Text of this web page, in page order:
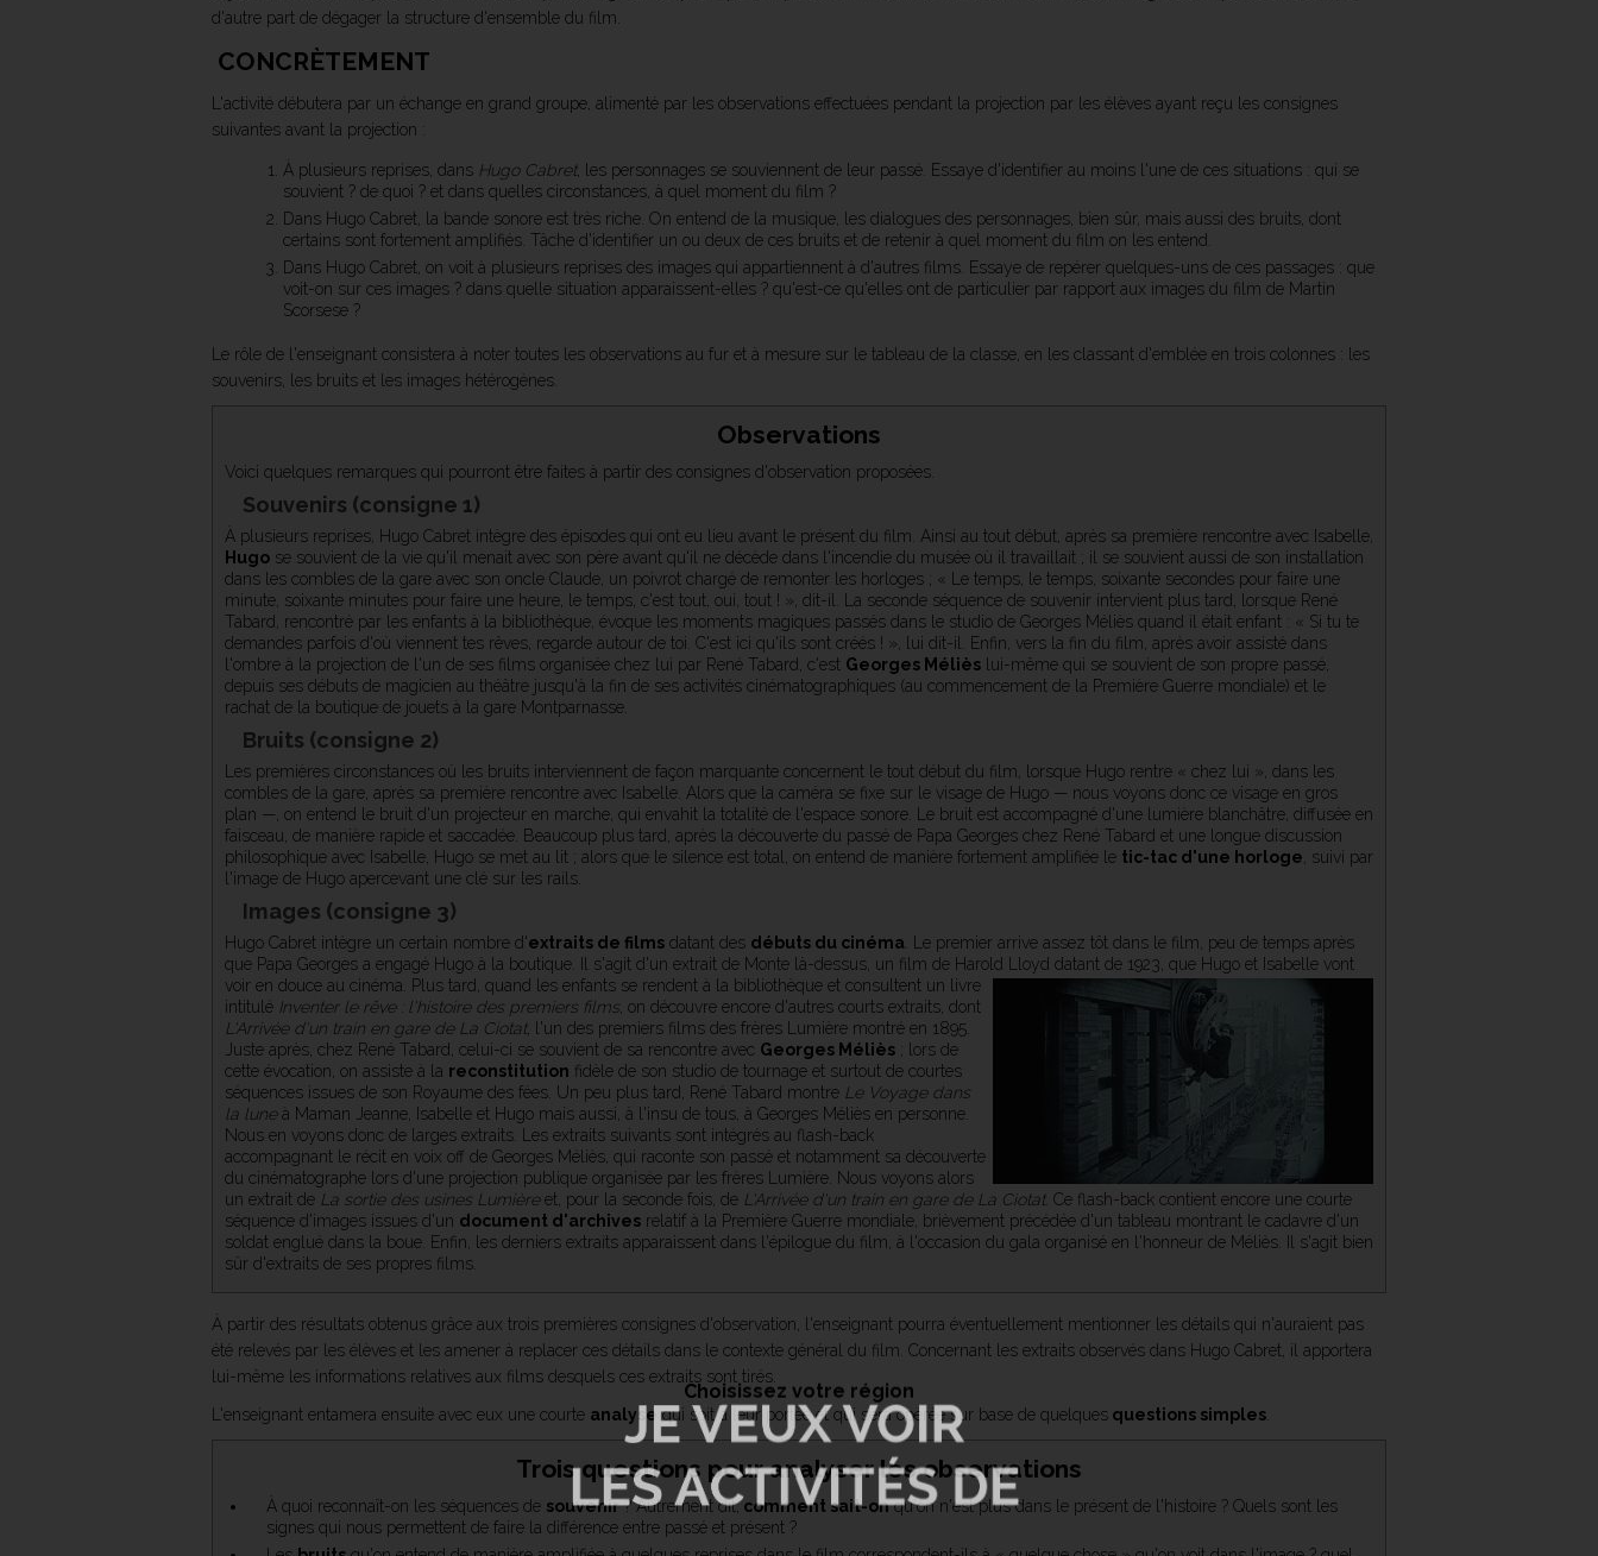
d'autre part de dégager la structure d'ensemble du film.
CONCRÈTEMENT
L'activité débutera par un échange en grand groupe, alimenté par les observations effectuées pendant la projection par les élèves ayant reçu les consignes
suivantes avant la projection :
À plusieurs reprises, dans Hugo Cabret , les personnages se souviennent de leur passé. Essaye d'identifier au moins l'une de ces situations : qui se
souvient ? de quoi ? et dans quelles circonstances, à quel moment du film ?
Dans Hugo Cabret, la bande sonore est très riche. On entend de la musique, les dialogues des personnages, bien sûr, mais aussi des bruits, dont
certains sont fortement amplifiés. Tâche d'identifier un ou deux de ces bruits et de retenir à quel moment du film on les entend.
Dans Hugo Cabret, on voit à plusieurs reprises des images qui appartiennent à d'autres films. Essaye de repérer quelques-uns de ces passages : que
voit-on sur ces images ? dans quelle situation apparaissent-elles ? qu'est-ce qu'elles ont de particulier par rapport aux images du film de Martin
Scorsese ?
Le rôle de l'enseignant consistera à noter toutes les observations au fur et à mesure sur le tableau de la classe, en les classant d'emblée en trois colonnes : les
souvenirs, les bruits et les images hétérogènes.
Observations
Voici quelques remarques qui pourront être faites à partir des consignes d'observation proposées.
Souvenirs (consigne 1)
À plusieurs reprises, Hugo Cabret intègre des épisodes qui ont eu lieu avant le présent du film. Ainsi au tout début, après sa première rencontre avec Isabelle,
Hugo se souvient de la vie qu'il menait avec son père avant qu'il ne décède dans l'incendie du musée où il travaillait ; il se souvient aussi de son installation
dans les combles de la gare avec son oncle Claude, un poivrot chargé de remonter les horloges ; « Le temps, le temps, soixante secondes pour faire une
minute, soixante minutes pour faire une heure, le temps, c'est tout, oui, tout ! », dit-il. La seconde séquence de souvenir intervient plus tard, lorsque René
Tabard, rencontré par les enfants à la bibliothèque, évoque les moments magiques passés dans le studio de Georges Méliès quand il était enfant : « Si tu te
demandes parfois d'où viennent tes rêves, regarde autour de toi. C'est ici qu'ils sont créés ! », lui dit-il. Enfin, vers la fin du film, après avoir assisté dans
l'ombre à la projection de l'un de ses films organisée chez lui par René Tabard, c'est Georges Méliès lui-même qui se souvient de son propre passé,
depuis ses débuts de magicien au théâtre jusqu'à la fin de ses activités cinématographiques (au commencement de la Première Guerre mondiale) et le
rachat de la boutique de jouets à la gare Montparnasse.
Bruits (consigne 2)
Les premières circonstances où les bruits interviennent de façon marquante concernent le tout début du film, lorsque Hugo rentre « chez lui », dans les
combles de la gare, après sa première rencontre avec Isabelle. Alors que la caméra se fixe sur le visage de Hugo — nous voyons donc ce visage en gros
plan —, on entend le bruit d'un projecteur en marche, qui envahit la totalité de l'espace sonore. Le bruit est accompagné d'une lumière blanchâtre, diffusée en
faisceau, de manière rapide et saccadée. Beaucoup plus tard, après la découverte du passé de Papa Georges chez René Tabard et une longue discussion
philosophique avec Isabelle, Hugo se met au lit ; alors que le silence est total, on entend de manière fortement amplifiée le tic-tac d'une horloge , suivi par
l'image de Hugo apercevant une clé sur les rails.
Images (consigne 3)
Hugo Cabret intègre un certain nombre d'extraits de films datant des débuts du cinéma . Le premier arrive assez tôt dans le film, peu de temps après
que Papa Georges a engagé Hugo à la boutique. Il s'agit d'un extrait de Monte là-dessus, un film de Harold Lloyd datant de 1923 , que Hugo et Isabelle vont
voir en douce au cinéma. Plus tard, quand les enfants se rendent à la bibliothèque et consultent un livre
intitulé Inventer le rêve : l'histoire des premiers films , on découvre encore d'autres courts extraits, dont
L'Arrivée d'un train en gare de La Ciotat , l'un des premiers films des frères Lumière montré en 1895.
Juste après, chez René Tabard, celui-ci se souvient de sa rencontre avec Georges Méliès ; lors de
cette évocation, on assiste à la reconstitution fidèle de son studio de tournage et surtout de courtes
séquences issues de son Royaume des fées. Un peu plus tard, René Tabard montre Le Voyage dans
la luneà Maman Jeanne, Isabelle et Hugo mais aussi, à l'insu de tous, à Georges Méliès en personne.
Nous en voyons donc de larges extraits. Les extraits suivants sont intégrés au flash-back
accompagnant le récit en voix off de Georges Méliès, qui raconte son passé et notamment sa découverte
du cinématographe lors d'une projection publique organisée par les frères Lumière. Nous voyons alors
un extrait de La sortie des usines Lumièreet, pour la seconde fois, de L'Arrivée d'un train en gare de La Ciotat . Ce flash-back contient encore une courte
séquence d'images issues d'un document d'archives relatif à la Première Guerre mondiale, brièvement précédée d'un tableau montrant le cadavre d'un
soldat englué dans la boue. Enfin, les derniers extraits apparaissent dans l'épilogue du film, à l'occasion du gala organisé en l'honneur de Méliès. Il s'agit bien
sûr d'extraits de ses propres films.
À partir des résultats obtenus grâce aux trois premières consignes d'observation, l'enseignant pourra éventuellement mentionner les détails qui n'auraient pas
été relevés par les élèves et les amener à replacer ces détails dans le contexte général du film. Concernant les extraits observés dans Hugo Cabret, il apportera
lui-même les informations relatives aux films desquels ces extraits sont tirés.
L'enseignant entamera ensuite avec eux une courte analyse qui soit à leur portée et qui sera opérée sur base de quelques questions simples
Trois questions pour analyser les observations
À quoi reconnaît-on les séquences de souvenir? Autrement dit,comment sait-onqu'on n'est plus dans le présent de l'histoire ? Quels sont les
signes qui nous permettent de faire la différence entre passé et présent ?
Choisissez votre région